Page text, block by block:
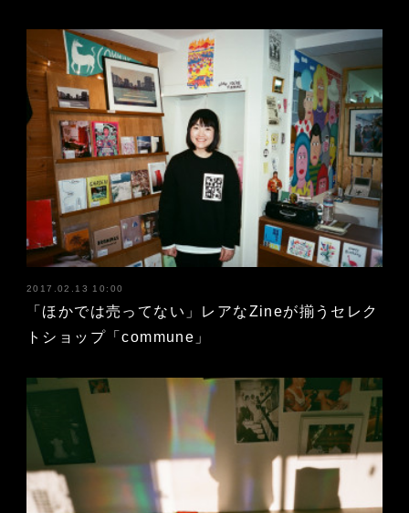
2017.02.13 10:00
「ほかでは売ってない」レアなZineが揃うセレク
トショップ「commune」